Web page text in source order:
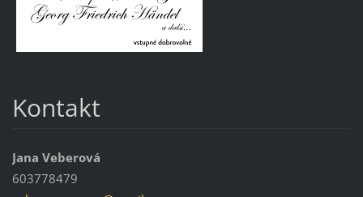
Kontakt
Jana Veberová
603778479